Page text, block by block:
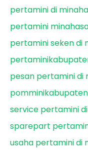
pertamini di
pertamini
pertamini seken di
pesan pertamini di
service pertamini
sparepart
usaha pertamini di